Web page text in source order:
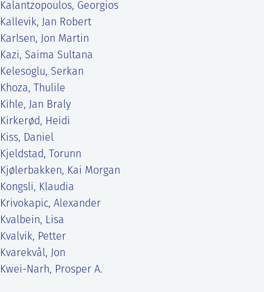
Kalantzopoulos, Georgios
Kallevik, Jan Robert
Karlsen, Jon Martin
Kazi, Saima Sultana
Kelesoglu, Serkan
Khoza, Thulile
Kihle, Jan Braly
Kirkerød, Heidi
Kiss, Daniel
Kjeldstad, Torunn
Kjølerbakken, Kai Morgan
Kongsli, Klaudia
Krivokapic, Alexander
Kvalbein, Lisa
Kvalvik, Petter
Kvarekvål, Jon
Kwei-Narh, Prosper A.